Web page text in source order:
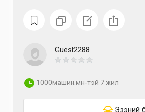
Guest2288
1000машин.мн-тэй 7 жил
Эзэний